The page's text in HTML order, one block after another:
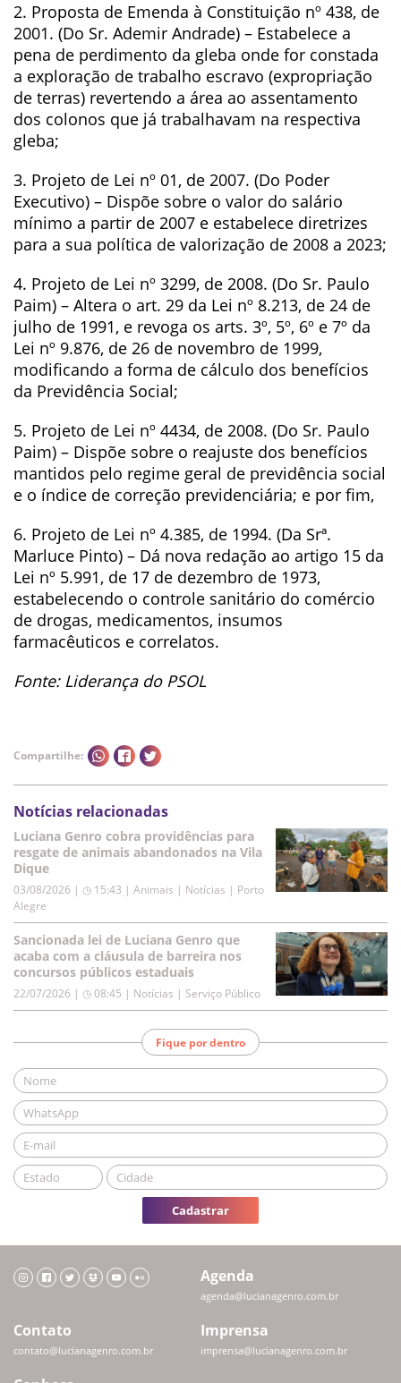
2. Proposta de Emenda à Constituição nº 438, de
2001. (Do Sr. Ademir Andrade) – Estabelece a
pena de perdimento da gleba onde for constada
a exploração de trabalho escravo (expropriação
de terras) revertendo a área ao assentamento
dos colonos que já trabalhavam na respectiva
gleba;
3. Projeto de Lei nº 01, de 2007. (Do Poder
Executivo) – Dispõe sobre o valor do salário
mínimo a partir de 2007 e estabelece diretrizes
para a sua política de valorização de 2008 a 2023;
4. Projeto de Lei nº 3299, de 2008. (Do Sr. Paulo
Paim) – Altera o art. 29 da Lei nº 8.213, de 24 de
julho de 1991, e revoga os arts. 3º, 5º, 6º e 7º da
Lei nº 9.876, de 26 de novembro de 1999,
modificando a forma de cálculo dos benefícios
da Previdência Social;
5. Projeto de Lei nº 4434, de 2008. (Do Sr. Paulo
Paim) – Dispõe sobre o reajuste dos benefícios
mantidos pelo regime geral de previdência social
e o índice de correção previdenciária; e por fim,
6. Projeto de Lei nº 4.385, de 1994. (Da Srª.
Marluce Pinto) – Dá nova redação ao artigo 15 da
Lei nº 5.991, de 17 de dezembro de 1973,
estabelecendo o controle sanitário do comércio
de drogas, medicamentos, insumos
farmacêuticos e correlatos.
Fonte: Liderança do PSOL
Compartilhe:
Notícias relacionadas
Luciana Genro cobra providências para
resgate de animais abandonados na Vila
Dique
03/08/2026 | ◷ 15:43 | Animais | Notícias | Porto
Alegre
Sancionada lei de Luciana Genro que
acaba com a cláusula de barreira nos
concursos públicos estaduais
22/07/2026 | ◷ 08:45 | Notícias | Serviço Público
Fique por dentro
Cadastrar
Agenda
agenda@lucianagenro.com.br
Contato
contato@lucianagenro.com.br
Imprensa
imprensa@lucianagenro.com.br